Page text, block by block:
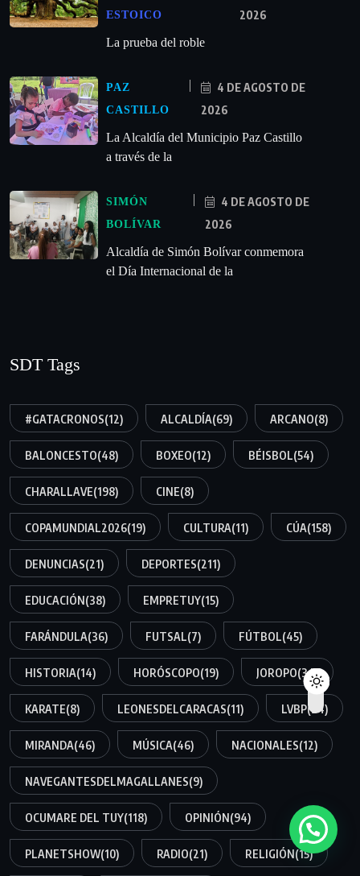
ESTOICO
2026
La prueba del roble
PAZ
CASTILLO
4 DE AGOSTO DE
2026
La Alcaldía del Municipio Paz Castillo
a través de la
SIMÓN
BOLÍVAR
4 DE AGOSTO DE
2026
Alcaldía de Simón Bolívar conmemora
el Día Internacional de la
SDT Tags
#GATACRONOS(12) ALCALDÍA(69) ARCANO(8)
BALONCESTO(48) BOXEO(12) BÉISBOL(54)
CHARALLAVE(198) CINE(8)
COPAMUNDIAL2026(19) CULTURA(11) CÚA(158)
DENUNCIAS(21) DEPORTES(211)
EDUCACIÓN(38) EMPRETUY(15)
FARÁNDULA(36) FUTSAL(7) FÚTBOL(45)
HISTORIA(14) HORÓSCOPO(19) JOROPO(34)
KARATE(8) LEONESDELCARACAS(11) LVBP(34)
MIRANDA(46) MÚSICA(46) NACIONALES(12)
NAVEGANTESDELMAGALLANES(9)
OCUMARE DEL TUY(118) OPINIÓN(94)
PLANETSHOW(10) RADIO(21) RELIGIÓN(15)